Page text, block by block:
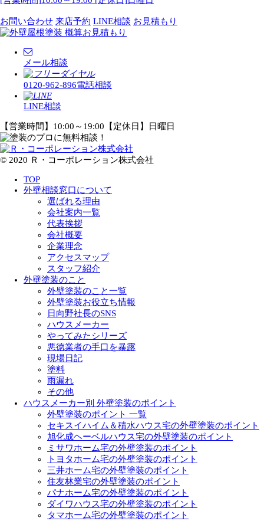
お問い合わせ 来店予約 LINE相談 お見積もり
メール相談
0120-962-896電話相談
LINE相談
【営業時間】10:00～19:00【定休日】日曜日
© 2020 Ｒ・コーポレーション株式会社
TOP
外壁相談窓口について
選ばれる理由
会社案内一覧
代表挨拶
会社概要
企業理念
アクセスマップ
スタッフ紹介
外壁塗装のこと
外壁塗装のこと一覧
外壁塗装お役立ち情報
日向野社長のSNS
ハウスメーカー
やってみたシリーズ
悪徳業者の手口を暴露
現場日記
塗料
雨漏れ
その他
ハウスメーカー別 外壁塗装のポイント
外壁塗装のポイント 一覧
セキスイハイム＆積水ハウス宅の外壁塗装のポイント
旭化成ヘーベルハウス宅の外壁塗装のポイント
ミサワホーム宅の外壁塗装のポイント
トヨタホーム宅の外壁塗装のポイント
三井ホーム宅の外壁塗装のポイント
住友林業宅の外壁塗装のポイント
パナホーム宅の外壁塗装のポイント
ダイワハウス宅の外壁塗装のポイント
タマホーム宅の外壁塗装のポイント